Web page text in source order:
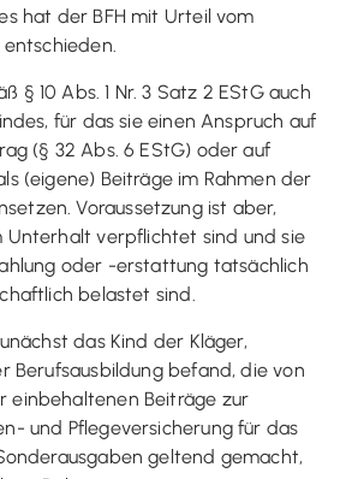
hat der BFH mit Urteil vom
entschieden.
§ 10 Abs. 1 Nr. 3 Satz 2 EStG auch
für das sie einen Anspruch auf
(§ 32 Abs. 6 EStG) oder auf
(eigene) Beiträge im Rahmen der
Voraussetzung ist aber,
Unterhalt verpflichtet sind und sie
oder -erstattung tatsächlich
belastet sind.
das Kind der Kläger,
Berufsausbildung befand, die von
einbehaltenen Beiträge zur
und Pflegeversicherung für das
geltend gemacht,